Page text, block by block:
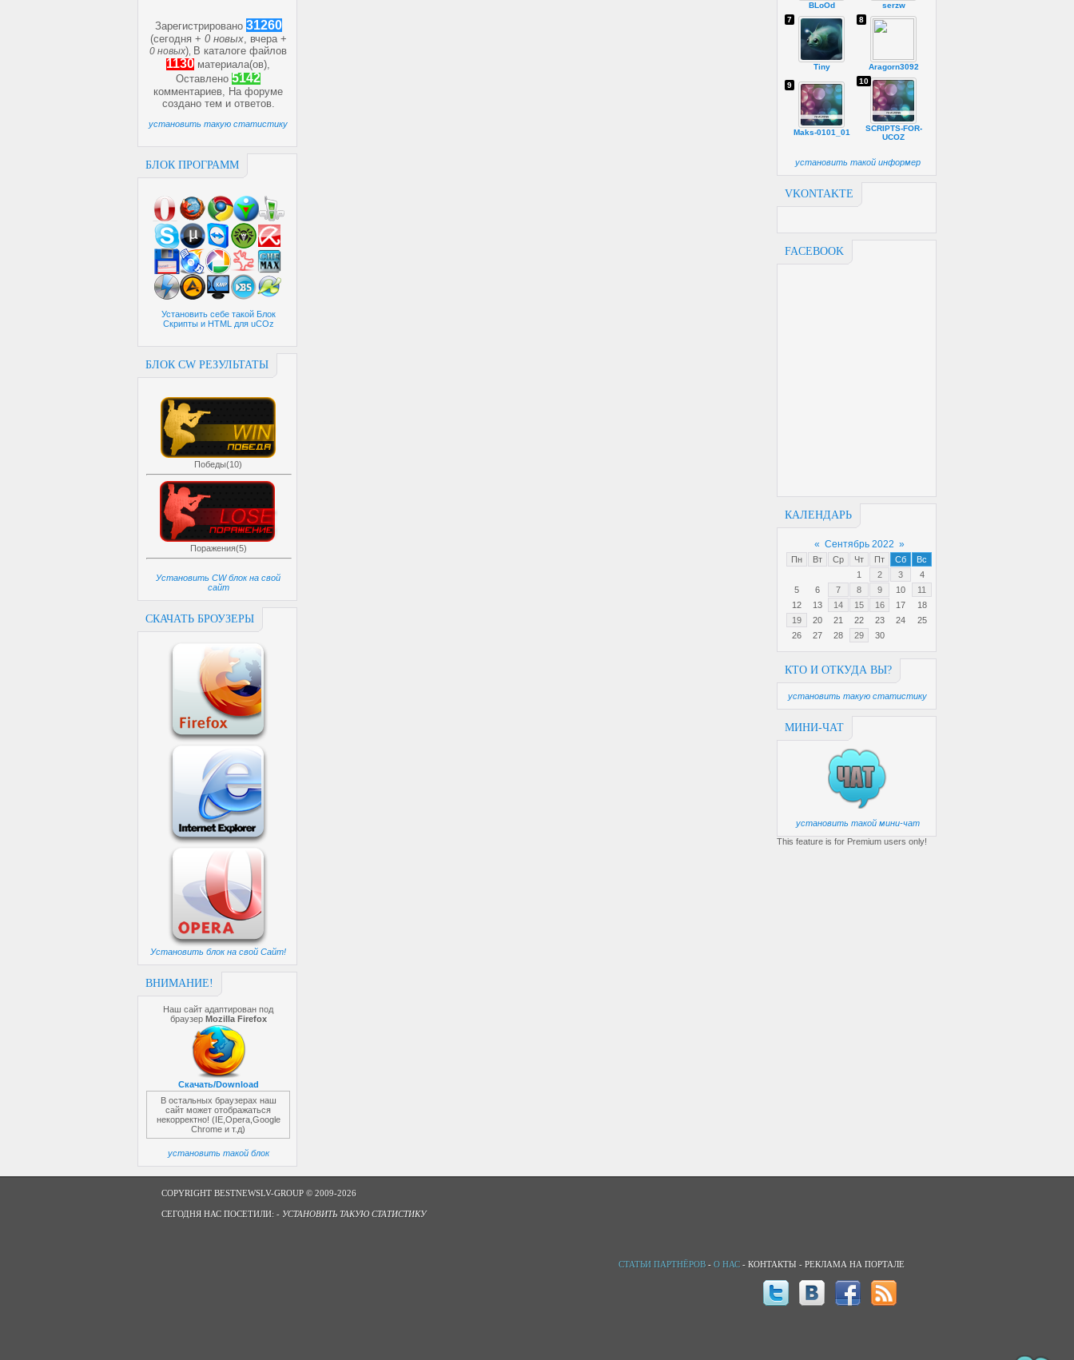
Зарегистрировано 31260
(сегодня + 0 новых, вчера +
0 новых) В каталоге файлов
1130 материала(ов),
Оставлено 5142
комментариев, На форуме
создано тем и ответов.
установить такую статистику
БЛОК ПРОГРАММ
Установить себе такой Блок
Скрипты и HTML для uCOz
БЛОК CW РЕЗУЛЬТАТЫ
Победы(10)
Поражения(5)
Установить CW блок на свой
сайт
СКАЧАТЬ БРОУЗЕРЫ
Установить блок на свой Сайт!
ВНИМАНИЕ!
Наш сайт адаптирован под
браузер Mozilla Firefox
Скачать/Download
В остальных браузерах наш
сайт может отображаться
некорректно! (IE,Opera,Google
Chrome и т.д)
установить такой блок
BLoOd serzw
Tiny
7
Aragorn3092
8
Maks-0101_01
9
SCRIPTS-FOR-
UCOZ
10
установить такой информер
VKONTAKTE
FACEBOOK
КАЛЕНДАРЬ
« Сентябрь 2022 »
Пн Вт Ср Чт Пт Сб
Вс
1
2 3
4
5
6 7 8 9 10
11
12
13 14 15 16 17
18
19
20 21 22 23 24
25
26
27 28 29 30
КТО И ОТКУДА ВЫ?
установить такую статистику
МИНИ-ЧАТ
установить такой мини-чат
This feature is for Premium users only!
COPYRIGHT BESTNEWSLV-GROUP © 2009-2026
СЕГОДНЯ НАС ПОСЕТИЛИ: - УСТАНОВИТЬ ТАКУЮ СТАТИСТИКУ
СТАТЬИ ПАРТНЁРОВ - О НАС - КОНТАКТЫ - РЕКЛАМА НА ПОРТАЛЕ